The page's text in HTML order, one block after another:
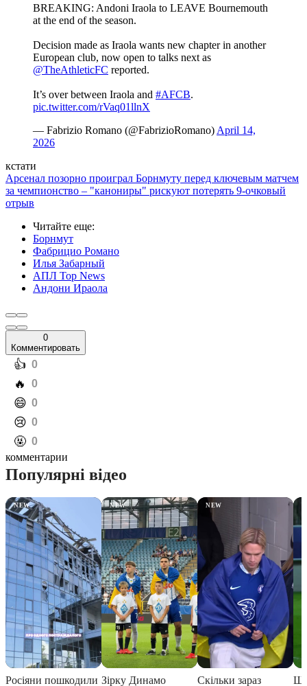
BREAKING: Andoni Iraola to LEAVE Bournemouth
at the end of the season.
Decision made as Iraola wants new chapter in another
European club, now open to talks next as
@TheAthleticFC reported.
It’s over between Iraola and #AFCB.
pic.twitter.com/rVaq01llnX
— Fabrizio Romano (@FabrizioRomano)April 14,
2026
кстати
Арсенал позорно проиграл Борнмуту перед ключевым матчем
за чемпионство – "канониры" рискуют потерять 9-очковый
отрыв
Читайте еще:
Борнмут
Фабрицио Романо
Илья Забарный
АПЛ Top News
Андони Ираола
0
Комментировать
️👍 0
️🔥 0
️😄 0
️😢 0
️🤬 0
комментарии